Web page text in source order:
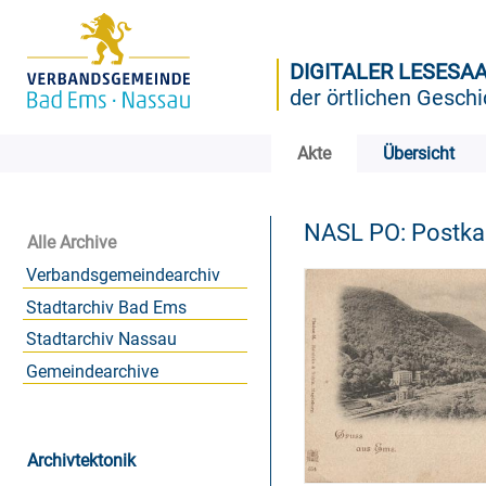
DIGITALER
der örtlichen
Akte Übersicht
Alle Archive
Verbandsgemeindearchiv
Stadtarchiv Bad Ems
Stadtarchiv Nassau
Gemeindearchive
Archivtektonik
NASL PO: